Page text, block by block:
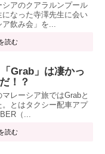
アのクアラルンプール
なった寺澤先生に会い
ア飲み会」を...
読む
Grab」は凄かっ
！？
レーシア旅ではGrabと
とはタクシー配車アプ
（...
読む